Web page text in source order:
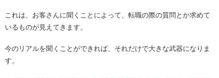
これは、お客さんに聞くことによって、転職の際の質問とか求めて
いるものが見えてきます。
今のリアルを聞くことができれば、それだけで大きな武器になりま
す。